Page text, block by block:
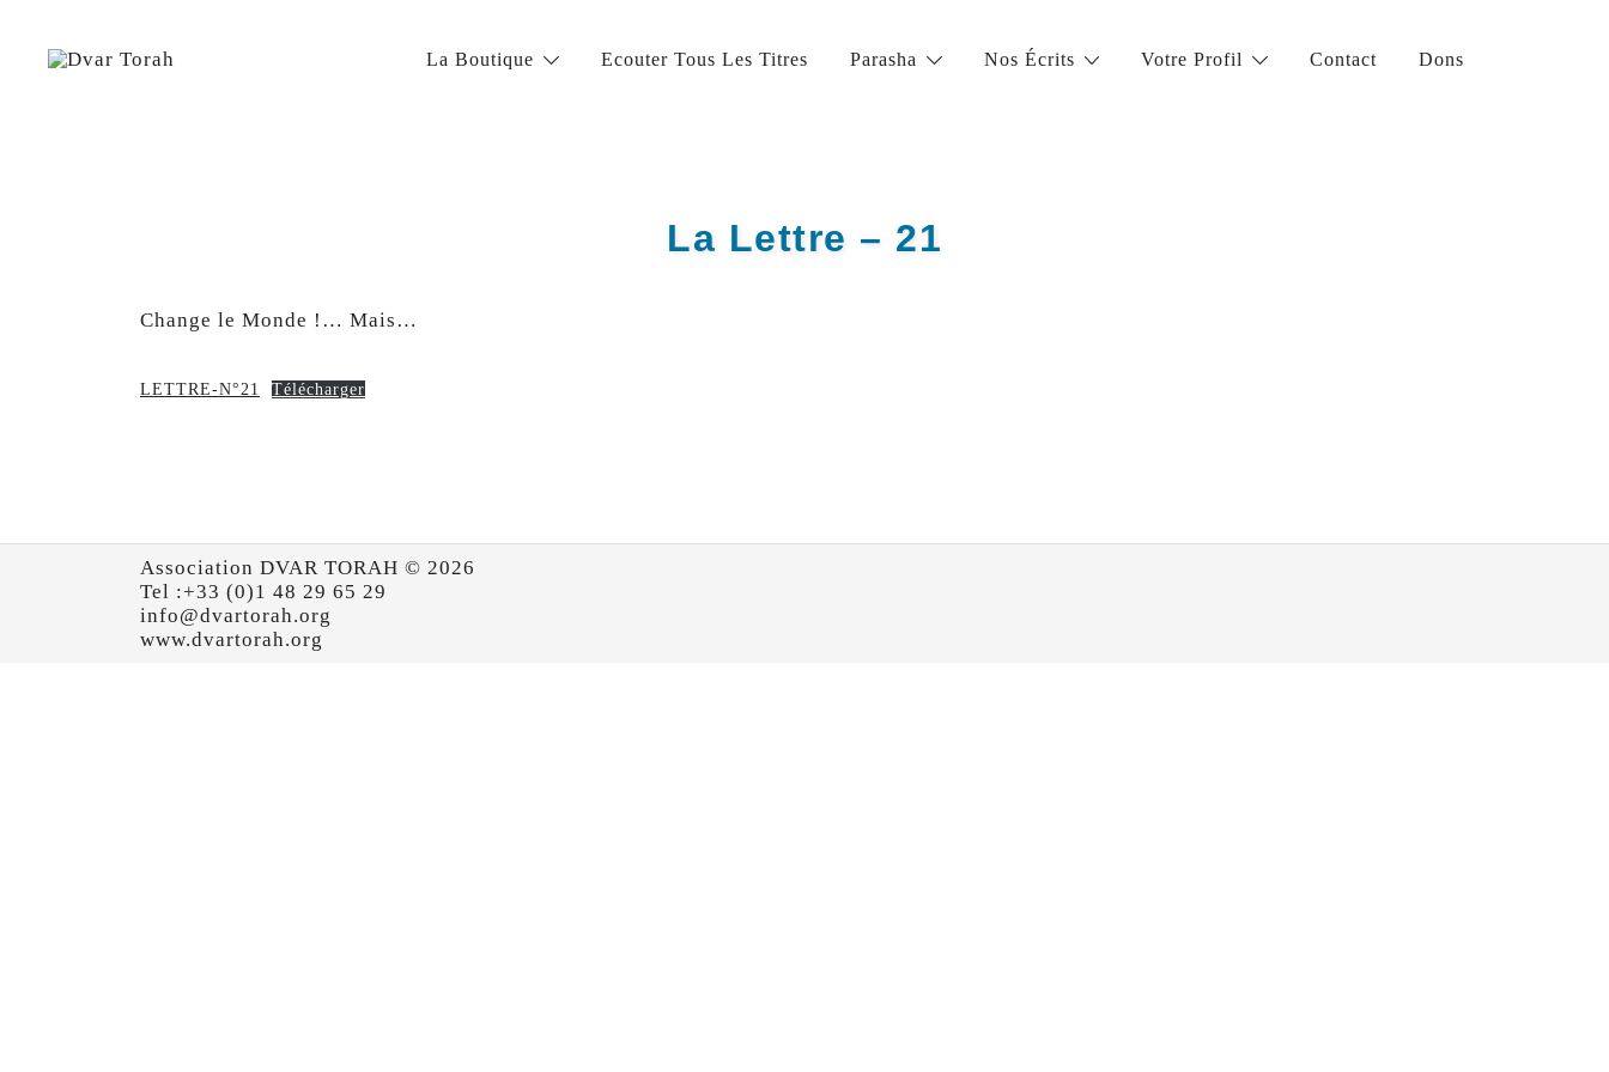
content
La Boutique Ecouter Tous Les Titres Parasha Nos Écrits Votre Profil Contact Dons
La Lettre – 21
Change le Monde !… Mais…
LETTRE-N°21 Télécharger
Association DVAR TORAH © 2026
Tel :+33 (0)1 48 29 65 29
info@dvartorah.org
www.dvartorah.org